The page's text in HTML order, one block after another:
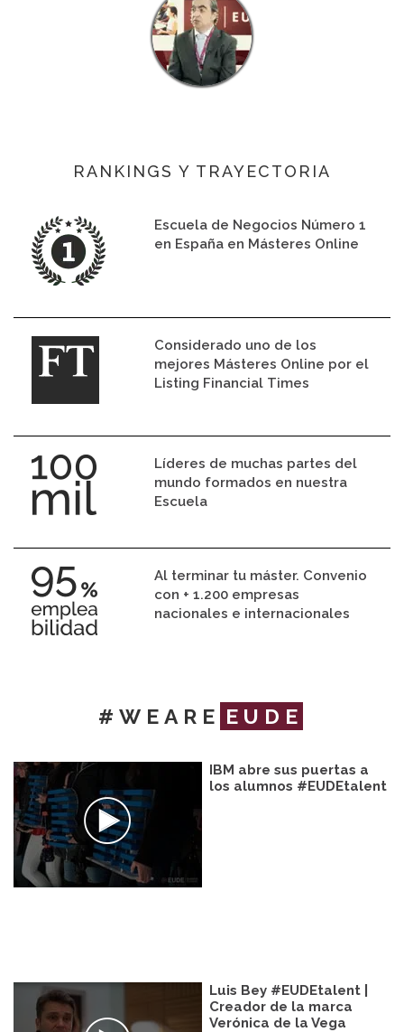
RANKINGS Y TRAYECTORIA
Escuela de Negocios Número 1
en España en Másteres Online
Considerado uno de los
mejores Másteres Online por el
Listing Financial Times
Líderes de muchas partes del
mundo formados en nuestra
Escuela
Al terminar tu máster. Convenio
con + 1.200 empresas
nacionales e internacionales
#WEARE EUDE
IBM abre sus puertas a
los alumnos #EUDEtalent
Luis Bey #EUDEtalent |
Creador de la marca
Verónica de la Vega